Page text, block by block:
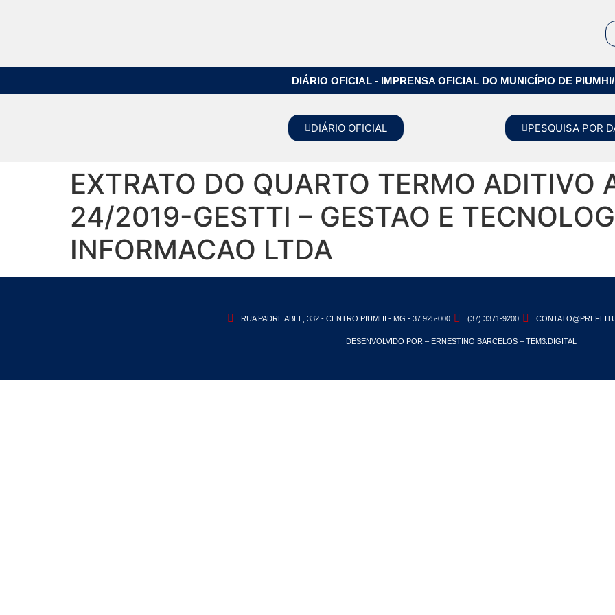
DIÁRIO OFICIAL - IMPRENSA OFICIAL DO MUNICÍPIO DE
DIÁRIO OFICIAL PESQUISA POR
EXTRATO DO QUARTO TERMO ADITIVO
24/2019-GESTTI – GESTAO E
INFORMACAO LTDA
RUA PADRE ABEL, 332 - CENTRO PIUMHI - MG - 37.925-000 (37) 3371-9200
DESENVOLVIDO POR – ERNESTINO BARCELOS – TEM3.DIGITAL